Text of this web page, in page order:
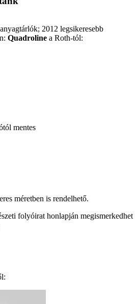
2012 legsikeresebb
Quadroline a Roth-tól:
mentes
méretben is rendelhető.
folyóirat honlapján megismerkedhet